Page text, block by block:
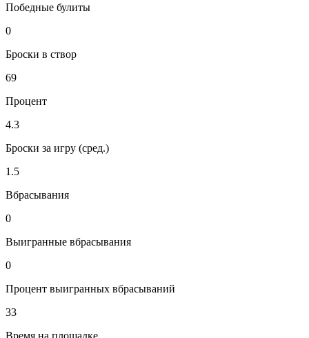
Победные булиты
0
Броски в створ
69
Процент
4.3
Броски за игру (сред.)
1.5
Вбрасывания
0
Выигранные вбрасывания
0
Процент выигранных вбрасываний
33
Время на площадке